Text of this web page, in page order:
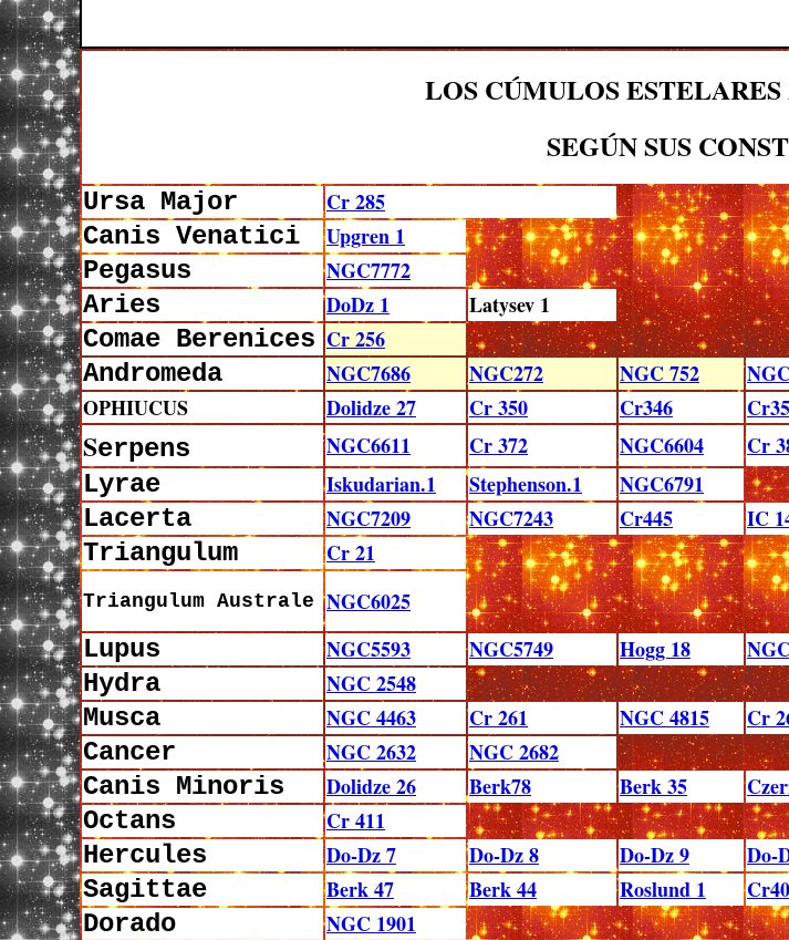
LOS CÚMULOS
SEGÚN SUS
Ursa Major Cr 285
Canis Venatici Upgren 1
Pegasus NGC7772
Aries DoDz 1 Latysev 1
Comae Berenices Cr 256
Andromeda NGC7686 NGC272 NGC 752
OPHIUCUS
Dolidze 27 Cr 350 Cr346
Serpens NGC6611 Cr 372 NGC6604 Cr
Lyrae Iskudarian.1 Stephenson.1 NGC6791
Lacerta NGC7209 NGC7243 Cr445 IC
Triangulum Cr 21
Triangulum Australe NGC6025
Lupus NGC5593 NGC5749 Hogg 18
Hydra NGC 2548
Musca NGC 4463 Cr 261 NGC 4815 Cr
Cancer NGC 2632 NGC 2682
Canis Minoris Dolidze 26 Berk78 Berk 35
Octans Cr 411
Hercules Do-Dz 7 Do-Dz 8 Do-Dz 9 Do-
Sagittae Berk 47 Berk 44 Roslund 1
Dorado NGC 1901